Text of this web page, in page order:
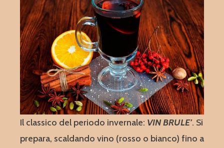
Il classico del periodo invernale: VIN BRULE’. Si
prepara, scaldando vino (rosso o bianco) fino a